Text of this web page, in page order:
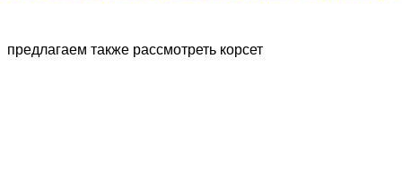
предлагаем также рассмотреть корсет